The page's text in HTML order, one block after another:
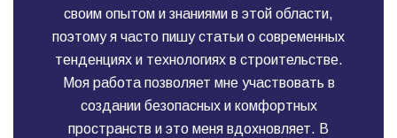
своим опытом и знаниями в этой области,
поэтому я часто пишу статьи о современных
тенденциях и технологиях в строительстве.
Моя работа позволяет мне участвовать в
создании безопасных и комфортных
пространств и это меня вдохновляет. В